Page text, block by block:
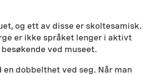
og ett av disse er skoltesamisk.
er ikke språket lenger i aktivt
ved museet.
dobbelthet ved seg. Når man